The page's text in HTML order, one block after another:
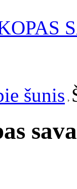
šunis